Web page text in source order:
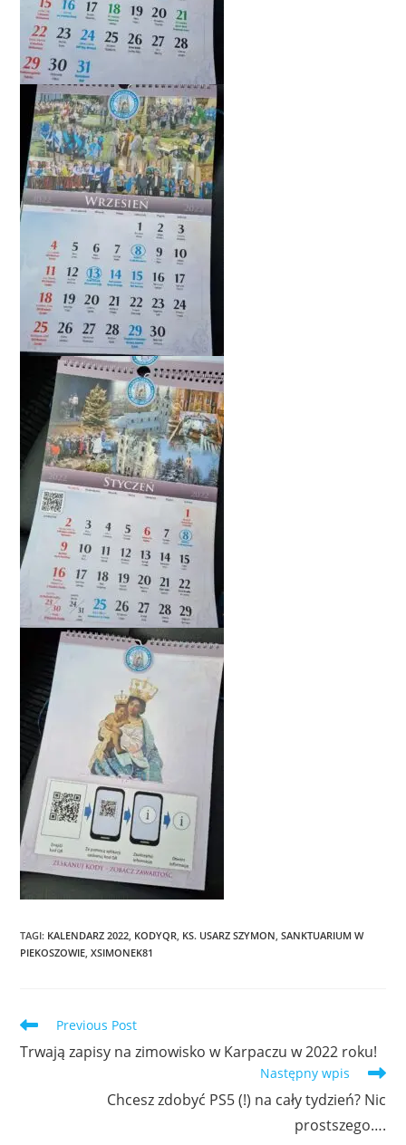
TAGI: KALENDARZ 2022, KODYQR, KS. USARZ SZYMON, SANKTUARIUM W
PIEKOSZOWIE, XSIMONEK81
Previous Post
Trwają zapisy na zimowisko w Karpaczu w 2022 roku!
Następny wpis
Chcesz zdobyć PS5 (!) na cały tydzień? Nic
prostszego….